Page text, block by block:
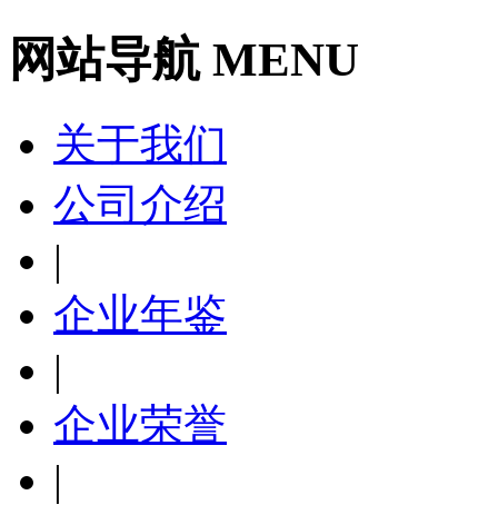
网站导航 MENU
关于我们
公司介绍
|
企业年鉴
|
企业荣誉
|